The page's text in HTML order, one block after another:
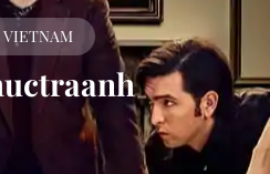
VIETNAM